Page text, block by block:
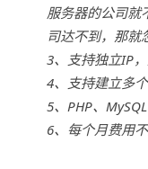
服务器的公司就
司达不到，那就
3、支持独立IP
4、支持建立多
5、PHP、MySQL
6、每个月费用